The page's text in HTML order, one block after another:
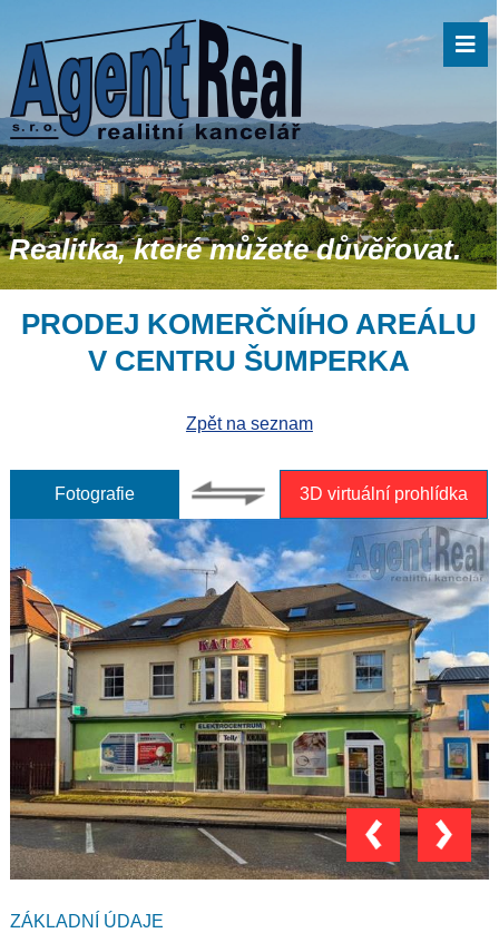
Realitka, které můžete důvěřovat.
PRODEJ KOMERČNÍHO AREÁLU
V CENTRU ŠUMPERKA
Zpět na seznam
Fotografie 3D virtuální prohlídka
ZÁKLADNÍ ÚDAJE